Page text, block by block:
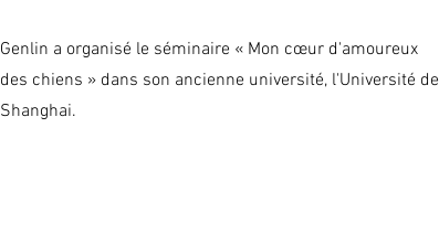
Genlin a organisé le séminaire « Mon cœur d'amoureux
des chiens » dans son ancienne université, l'Université de
Shanghai.